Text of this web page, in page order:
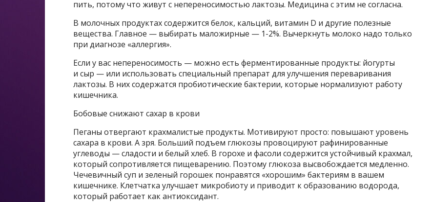
пить, потому что живут с непереносимостью лактозы. Медицина с этим не согласна.
В молочных продуктах содержится белок, кальций, витамин D и другие полезные
вещества. Главное — выбирать маложирные — 1-2%. Вычеркнуть молоко надо только
при диагнозе «аллергия».
Если у вас непереносимость — можно есть ферментированные продукты: йогурты
и сыр — или использовать специальный препарат для улучшения переваривания
лактозы. В них содержатся пробиотические бактерии, которые нормализуют работу
кишечника.
Бобовые снижают сахар в крови
Пеганы отвергают крахмалистые продукты. Мотивируют просто: повышают уровень
сахара в крови. А зря. Больший подъем глюкозы провоцируют рафинированные
углеводы — сладости и белый хлеб. В горохе и фасоли содержится устойчивый крахмал,
который сопротивляется пищеварению. Поэтому глюкоза высвобождается медленно.
Чечевичный суп и зеленый горошек понравятся «хорошим» бактериям в вашем
кишечнике. Клетчатка улучшает микробиоту и приводит к образованию водорода,
который работает как антиоксидант.